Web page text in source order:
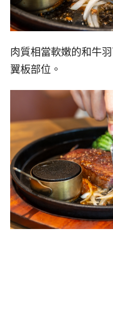
肉質相當軟嫩的和牛
翼板部位。